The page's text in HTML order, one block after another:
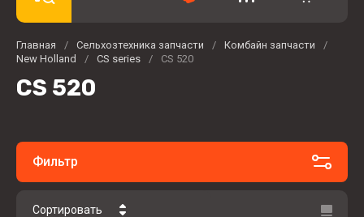
Главная / Сельхозтехника запчасти / Комбайн запчасти
/
New Holland
/ CS series / CS 520
CS 520
Фильтр
Сортировать